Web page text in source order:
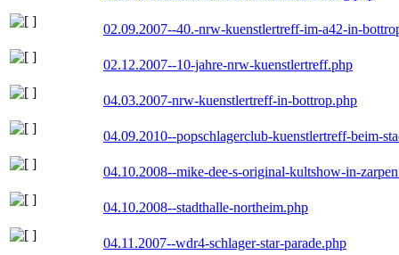
02.09.2007--40.-nrw-kuenstlertreff-im-a42-in-
02.12.2007--10-jahre-nrw-kuenstlertreff.php
04.03.2007-nrw-kuenstlertreff-in-bottrop.php
04.09.2010--popschlagerclub-kuenstlertreff-beim-
04.10.2008--mike-dee-s-original-kultshow-in-
04.10.2008--stadthalle-northeim.php
04.11.2007--wdr4-schlager-star-parade.php